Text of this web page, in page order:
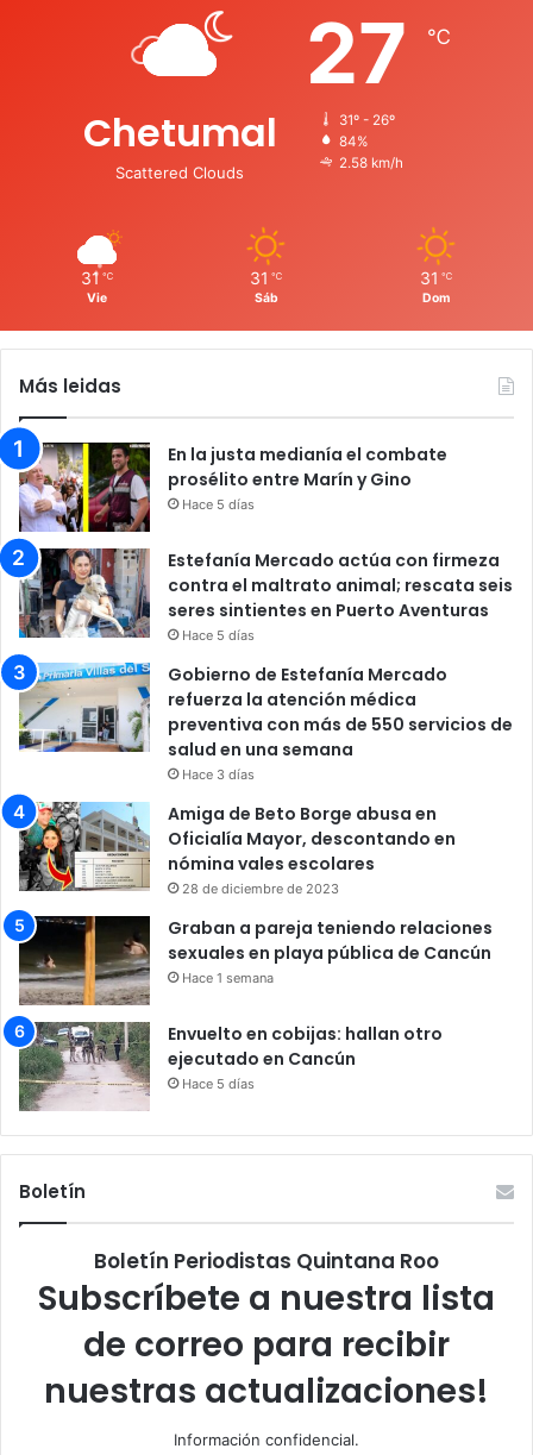
Chetumal
Scattered Clouds
27 ℃
31º - 26º
84%
2.58 km/h
31 ℃
Vie
31 ℃
Sáb
31 ℃
Dom
Más leidas
En la justa medianía el combate
prosélito entre Marín y Gino
Hace 5 días
Estefanía Mercado actúa con firmeza
contra el maltrato animal; rescata seis
seres sintientes en Puerto Aventuras
Hace 5 días
Gobierno de Estefanía Mercado
refuerza la atención médica
preventiva con más de 550 servicios de
salud en una semana
Hace 3 días
Amiga de Beto Borge abusa en
Oficialía Mayor, descontando en
nómina vales escolares
28 de diciembre de 2023
Graban a pareja teniendo relaciones
sexuales en playa pública de Cancún
Hace 1 semana
Envuelto en cobijas: hallan otro
ejecutado en Cancún
Hace 5 días
Boletín
Boletín Periodistas Quintana Roo
Subscríbete a nuestra lista
de correo para recibir
nuestras actualizaciones!
Información confidencial.